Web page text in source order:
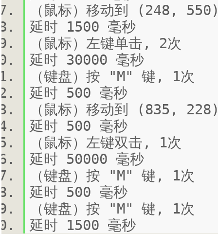
（鼠标）移动到 (248,
延时 1500 毫秒
（鼠标）左键单击, 2次
延时 30000 毫秒
（键盘）按 "M" 键, 1次
延时 500 毫秒
（鼠标）移动到 (835,
延时 500 毫秒
（鼠标）左键双击, 1次
延时 50000 毫秒
（键盘）按 "M" 键, 1次
延时 500 毫秒
（键盘）按 "M" 键, 1次
延时 1500 毫秒